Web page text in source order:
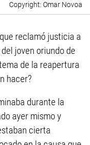
Omar Novoa
reclamó justicia a
joven oriundo de
de la reapertura
hacer?
durante la
ayer mismo y
cierta